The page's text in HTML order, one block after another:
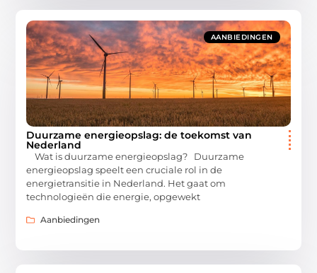
AANBIEDINGEN
Duurzame energieopslag: de toekomst van
Nederland
Wat is duurzame energieopslag? Duurzame
energieopslag speelt een cruciale rol in de
energietransitie in Nederland. Het gaat om
technologieën die energie, opgewekt
Aanbiedingen